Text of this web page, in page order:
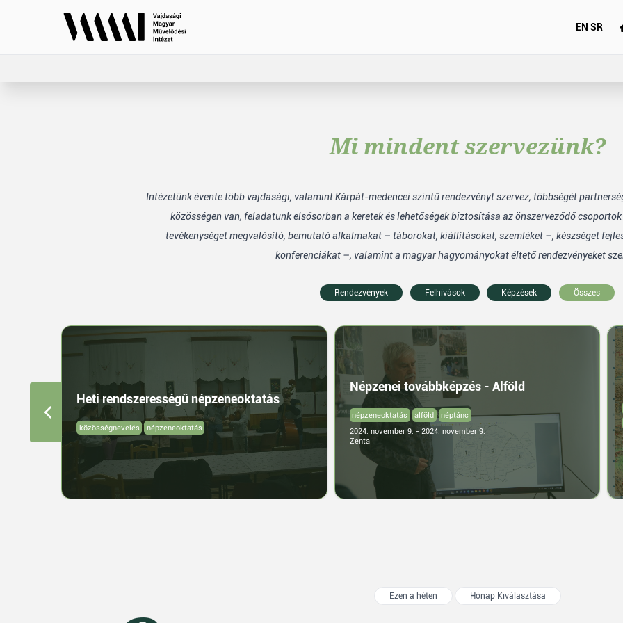
EN SR
Mi mindent szervezünk?
Intézetünk évente több vajdasági, valamint Kárpát-medencei szintű rendezvényt szervez, többségét
közösségen van, feladatunk elsősorban a keretek és lehetőségek biztosítása az önszerveződő
tevékenységet megvalósító, bemutató alkalmakat – táborokat, kiállításokat, szemléket –, készséget
konferenciákat –, valamint a magyar hagyományokat éltető rendezvényeket
Rendezvények Felhívások Képzések Összes
Heti rendszerességű népzeneoktatás
közösségnevelés népzeneoktatás
Népzenei továbbképzés - Alföld
népzeneoktatás alföld
néptánc
2024. november 9. - 2024. november 9.
Zenta
Ezen a héten